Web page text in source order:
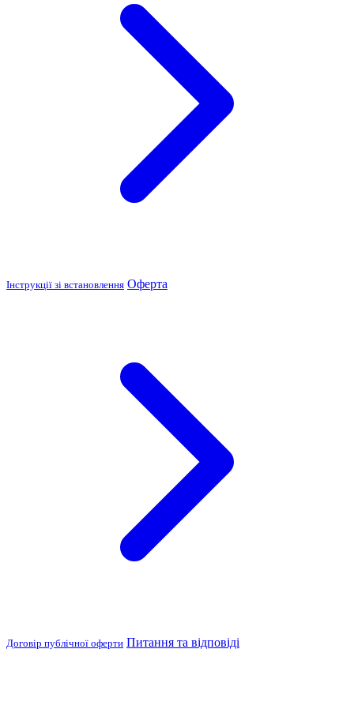
Інструкції зі встановлення Оферта
Договір публічної оферти Питання та відповіді